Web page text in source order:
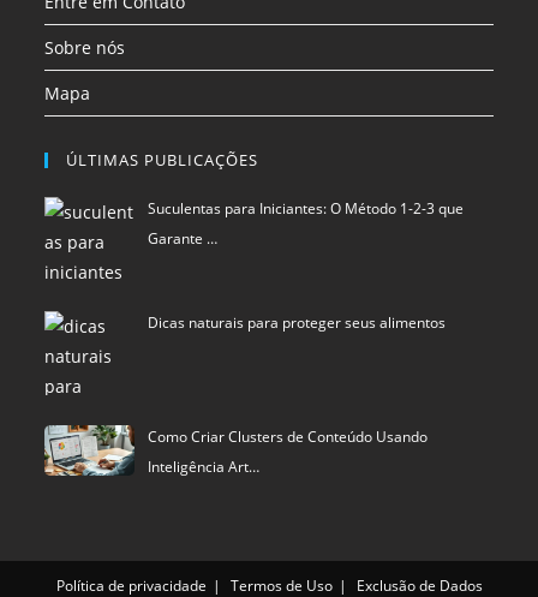
Sobre nós
Mapa
ÚLTIMAS PUBLICAÇÕES
Suculentas para Iniciantes: O Método 1-2-3 que
Garante …
Dicas naturais para proteger seus alimentos
Como Criar Clusters de Conteúdo Usando
Inteligência Art…
Política de privacidade Termos de Uso
Exclusão de Dados